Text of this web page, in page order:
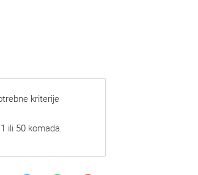
kriterije
ili 50 komada.